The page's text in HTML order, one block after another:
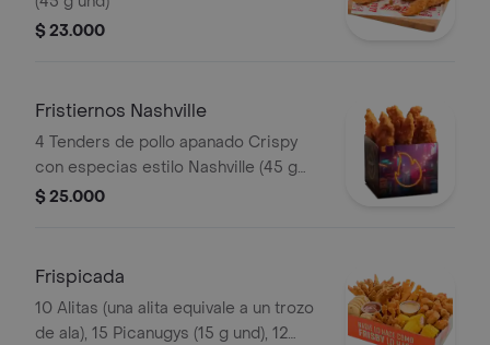
$ 23.000
Fristiernos Nashville
4 Tenders de pollo apanado Crispy
con especias estilo Nashville (45 g
und), sirope de miel picante. Imagen
$ 25.000
Frispicada
10 Alitas (una alita equivale a un trozo
de ala), 15 Picanugys (15 g und), 12